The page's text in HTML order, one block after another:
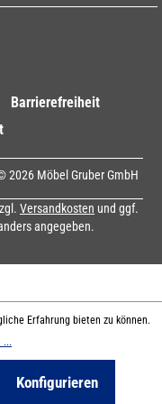
Barrierefreiheit
2026 Möbel Gruber GmbH
Versandkosten und ggf.
angegeben.
Erfahrung bieten zu können.
...
Konfigurieren